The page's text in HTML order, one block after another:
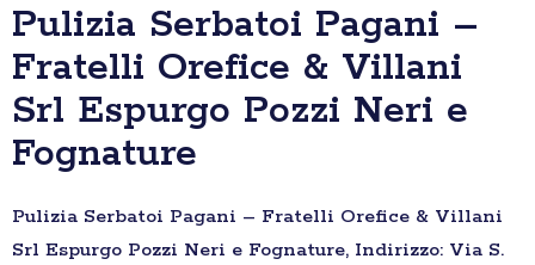
Pulizia Serbatoi Pagani –
Fratelli Orefice & Villani
Srl Espurgo Pozzi Neri e
Fognature
Pulizia Serbatoi Pagani – Fratelli Orefice & Villani
Srl Espurgo Pozzi Neri e Fognature, Indirizzo: Via S.